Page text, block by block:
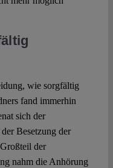
wie sorgfältig
fand immerhin
sich der
Besetzung der
der
nahm die Anhörung